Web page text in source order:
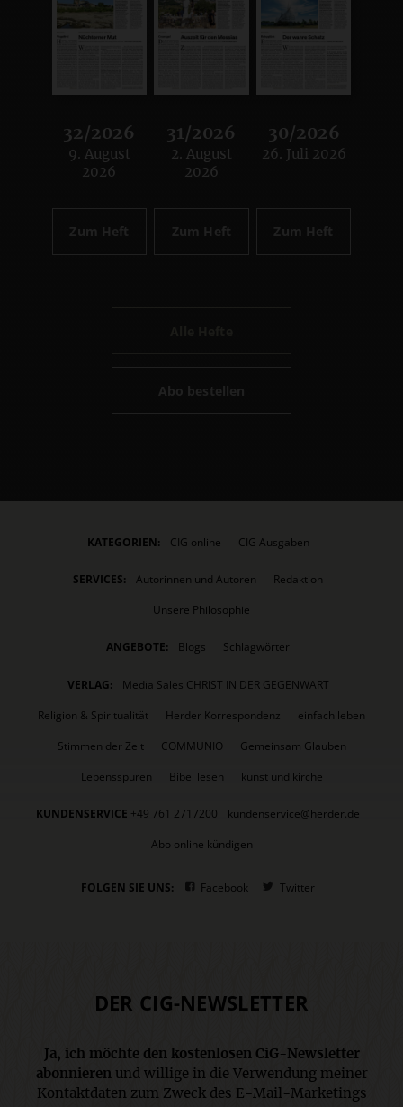
32/2026
:
9. August
2026
Zum Heft
31/2026
:
2. August
2026
Zum Heft
30/2026
:
26. Juli 2026
Zum Heft
Abo bestellen
KATEGORIEN: CIG online CIG Ausgaben
SERVICES: Autorinnen und Autoren
Redaktion
Unsere Philosophie
ANGEBOTE: Blogs Schlagwörter
VERLAG:
Media Sales CHRIST IN DER GEGENWART
Religion & Spiritualität
Herder Korrespondenz
einfach leben
Stimmen der Zeit
COMMUNIO
Gemeinsam Glauben
Lebensspuren
Bibel lesen kunst und kirche
KUNDENSERVICE +49 761 2717200
kundenservice@herder.de
Abo online kündigen
FOLGEN SIE UNS: Facebook Twitter
DER CIG-NEWSLETTER
Ja, ich möchte den kostenlosen CiG-Newsletter
abonnierenund willige in die Verwendung meiner
Kontaktdaten zum Zweck des E-Mail-Marketings